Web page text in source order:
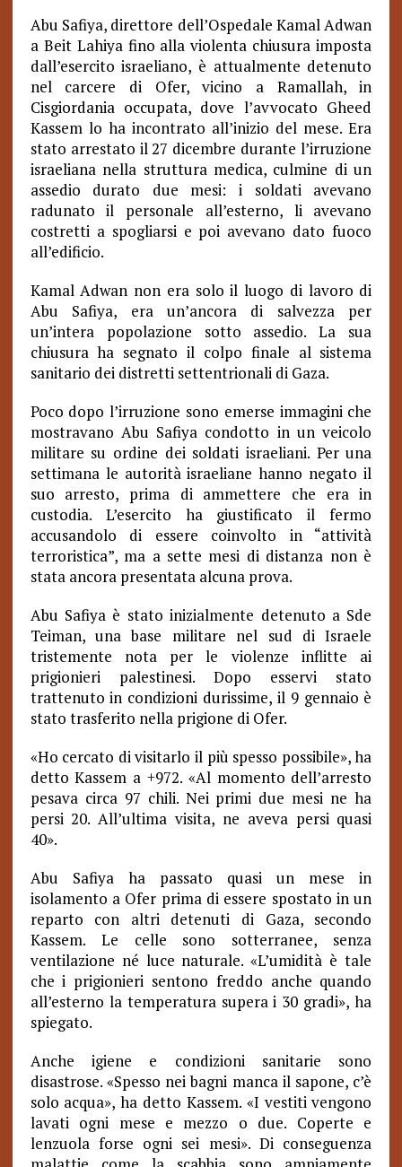
Abu Safiya, direttore dell’Ospedale Kamal Adwan
a Beit Lahiya fino alla violenta chiusura imposta
dall’esercito israeliano, è attualmente detenuto
nel carcere di Ofer, vicino a Ramallah, in
Cisgiordania occupata, dove l’avvocato Gheed
Kassem lo ha incontrato all’inizio del mese. Era
stato arrestato il 27 dicembre durante l’irruzione
israeliana nella struttura medica, culmine di un
assedio durato due mesi: i soldati avevano
radunato il personale all’esterno, li avevano
costretti a spogliarsi e poi avevano dato fuoco
all’edificio.
Kamal Adwan non era solo il luogo di lavoro di
Abu Safiya, era un’ancora di salvezza per
un’intera popolazione sotto assedio. La sua
chiusura ha segnato il colpo finale al sistema
sanitario dei distretti settentrionali di Gaza.
Poco dopo l’irruzione sono emerse immagini che
mostravano Abu Safiya condotto in un veicolo
militare su ordine dei soldati israeliani. Per una
settimana le autorità israeliane hanno negato il
suo arresto, prima di ammettere che era in
custodia. L’esercito ha giustificato il fermo
accusandolo di essere coinvolto in “attività
terroristica”, ma a sette mesi di distanza non è
stata ancora presentata alcuna prova.
Abu Safiya è stato inizialmente detenuto a Sde
Teiman, una base militare nel sud di Israele
tristemente nota per le violenze inflitte ai
prigionieri palestinesi. Dopo esservi stato
trattenuto in condizioni durissime, il 9 gennaio è
stato trasferito nella prigione di Ofer.
«Ho cercato di visitarlo il più spesso possibile», ha
detto Kassem a +972. «Al momento dell’arresto
pesava circa 97 chili. Nei primi due mesi ne ha
persi 20.All’ultima visita, ne aveva persi quasi
40».
Abu Safiya ha passato quasi un mese in
isolamento a Ofer prima di essere spostato in un
reparto con altri detenuti di Gaza, secondo
Kassem. Le celle sono sotterranee, senza
ventilazione né luce naturale. «L’umidità è tale
che i prigionieri sentono freddo anche quando
all’esterno la temperatura supera i 30 gradi», ha
spiegato.
Anche igiene e condizioni sanitarie sono
disastrose. «Spesso nei bagni manca il sapone, c’è
solo acqua», ha detto Kassem. «I vestiti vengono
lavati ogni mese e mezzo o due. Coperte e
lenzuola forse ogni sei mesi». Di conseguenza